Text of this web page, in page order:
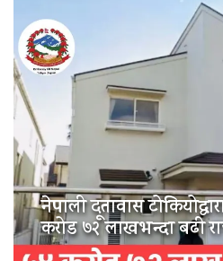
नेपाली दूतावास
करोड ७२ लाखभन्दा बढी